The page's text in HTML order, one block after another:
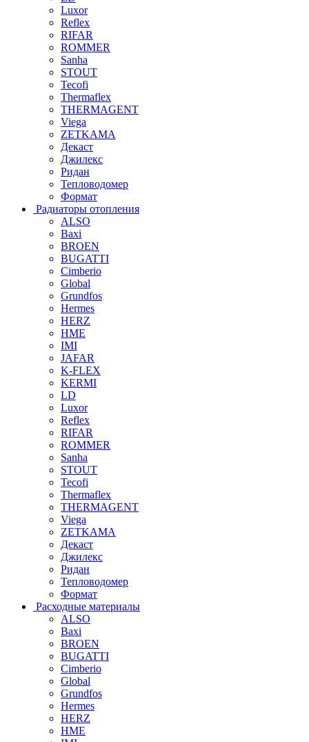
Luxor
Reflex
RIFAR
ROMMER
Sanha
STOUT
Tecofi
Thermaflex
THERMAGENT
Viega
ZETKAMA
Декаст
Джилекс
Ридан
Тепловодомер
Формат
Радиаторы отопления
ALSO
Baxi
BROEN
BUGATTI
Cimberio
Global
Grundfos
Hermes
HERZ
HME
IMI
JAFAR
K-FLEX
KERMI
LD
Luxor
Reflex
RIFAR
ROMMER
Sanha
STOUT
Tecofi
Thermaflex
THERMAGENT
Viega
ZETKAMA
Декаст
Джилекс
Ридан
Тепловодомер
Формат
Расходные материалы
ALSO
Baxi
BROEN
BUGATTI
Cimberio
Global
Grundfos
Hermes
HERZ
HME